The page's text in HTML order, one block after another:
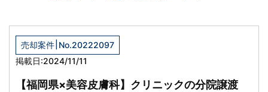
売却案件 No.20222097
掲載日:2024/11/11
【福岡県×美容皮膚科】クリニックの分院譲渡